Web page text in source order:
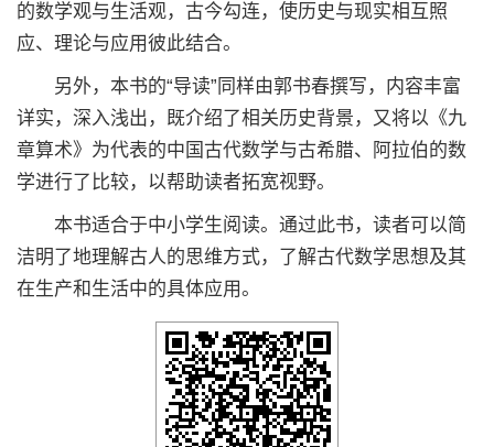
的数学观与生活观，古今勾连，使历史与现实相互照
应、理论与应用彼此结合。
另外，本书的“导读”同样由郭书春撰写，内容丰富
详实，深入浅出，既介绍了相关历史背景，又将以《九
章算术》为代表的中国古代数学与古希腊、阿拉伯的数
学进行了比较，以帮助读者拓宽视野。
本书适合于中小学生阅读。通过此书，读者可以简
洁明了地理解古人的思维方式，了解古代数学思想及其
在生产和生活中的具体应用。